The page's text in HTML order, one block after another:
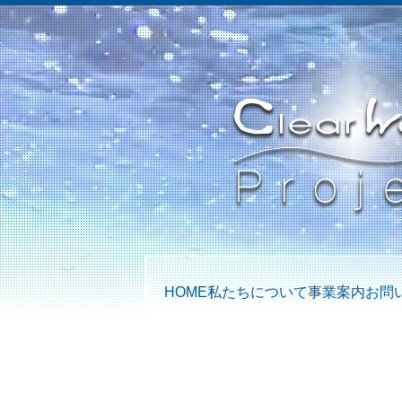
HOME私たちについて事業案内お問